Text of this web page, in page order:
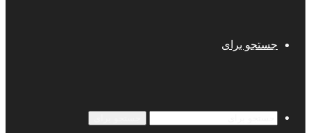
جستجو برای